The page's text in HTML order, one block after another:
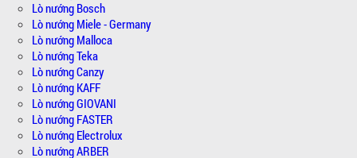
Lò nướng Bosch
Lò nướng Miele - Germany
Lò nướng Malloca
Lò nướng Teka
Lò nướng Canzy
Lò nướng KAFF
Lò nướng GIOVANI
Lò nướng FASTER
Lò nướng Electrolux
Lò nướng ARBER